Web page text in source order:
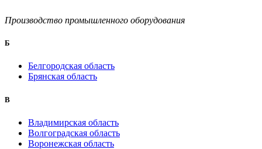
Производство промышленного оборудования
Б
Белгородская область
Брянская область
B
Владимирская область
Волгоградская область
Воронежская область